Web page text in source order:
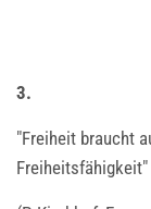
3.
"Freiheit braucht
Freiheitsfähigkeit"